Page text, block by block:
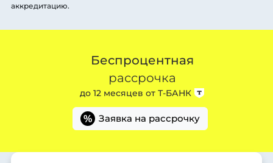
аккредитацию.
Беспроцентная
рассрочка
до 12 месяцев от Т-БАНК
% Заявка на рассрочку